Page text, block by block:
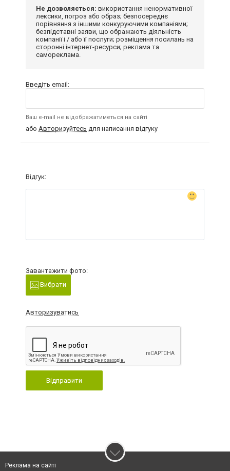
Не дозволяється: використання ненормативної
лексики, погроз або образ; безпосереднє
порівняння з іншими конкуруючими компаніями;
безпідставні заяви, що ображають діяльність
компанії і / або її послуги; розміщення посилань на
сторонні інтернет-ресурси; реклама та
самореклама.
Введіть email:
Ваш e-mail не відображатиметься на сайті
або Авторизуйтесь для написання відгуку
Відгук:
Завантажити фото:
Вибрати
Авторизуватись
Відправити
Реклама на сайті